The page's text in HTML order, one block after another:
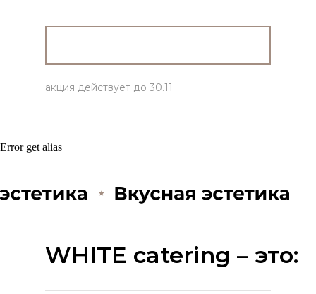
акция действует до 30.11
Error get alias
WHITE catering – это: